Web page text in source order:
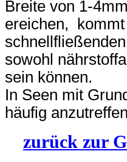
Breite von 1-
ereichen,
sowohl
sein können.
In Seen mit
häufig
zurück zur